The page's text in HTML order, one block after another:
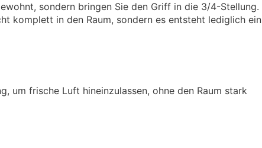
sondern bringen Sie den Griff in die 3/4-Stellung.
komplett in den Raum, sondern es entsteht lediglich ein
um frische Luft hineinzulassen, ohne den Raum stark